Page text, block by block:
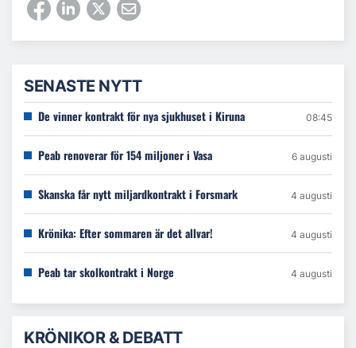
SENASTE NYTT
De vinner kontrakt för nya sjukhuset i Kiruna 08:45
Peab renoverar för 154 miljoner i Vasa 6 augusti
Skanska får nytt miljardkontrakt i Forsmark 4 augusti
Krönika: Efter sommaren är det allvar! 4 augusti
Peab tar skolkontrakt i Norge 4 augusti
KRÖNIKOR & DEBATT